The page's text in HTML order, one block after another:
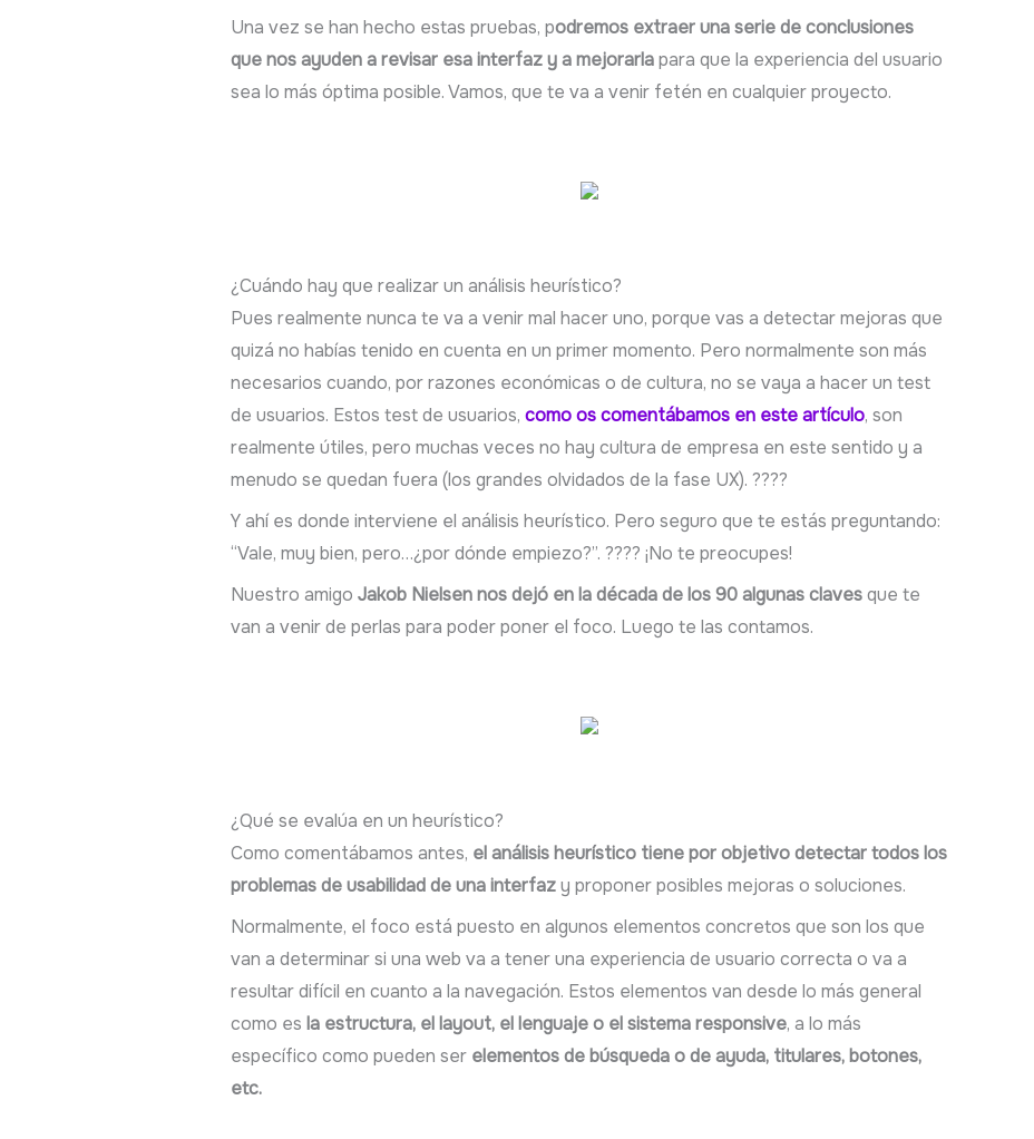
Una vez se han hecho estas pruebas, podremos extraer una serie de conclusiones
que nos ayuden a revisar esa interfaz y a mejorarlapara que la experiencia del usuario
sea lo más óptima posible. Vamos, que te va a venir fetén en cualquier proyecto.
¿Cuándo hay que realizar un análisis heurístico?
Pues realmente nunca te va a venir mal hacer uno, porque vas a detectar mejoras que
quizá no habías tenido en cuenta en un primer momento. Pero normalmente son más
necesarios cuando, por razones económicas o de cultura, no se vaya a hacer un test
de usuarios. Estos test de usuarios, como os comentábamos en este artículo, son
realmente útiles, pero muchas veces no hay cultura de empresa en este sentido y a
menudo se quedan fuera (los grandes olvidados de la fase UX). ????
Y ahí es donde interviene el análisis heurístico. Pero seguro que te estás preguntando:
“Vale, muy bien, pero…¿por dónde empiezo?”. ???? ¡No te preocupes!
Nuestro amigo Jakob Nielsen nos dejó en la década de los 90 algunas clavesque te
van a venir de perlas para poder poner el foco. Luego te las contamos.
¿Qué se evalúa en un heurístico?
Como comentábamos antes, el análisis heurístico tiene por objetivo detectar todos los
problemas de usabilidad de una interfazy proponer posibles mejoras o soluciones.
Normalmente, el foco está puesto en algunos elementos concretos que son los que
van a determinar si una web va a tener una experiencia de usuario correcta o va a
resultar difícil en cuanto a la navegación. Estos elementos van desde lo más general
como es la estructura, el layout, el lenguaje o el sistema responsive, a lo más
específico como pueden ser elementos de búsqueda o de ayuda, titulares, botones,
etc.